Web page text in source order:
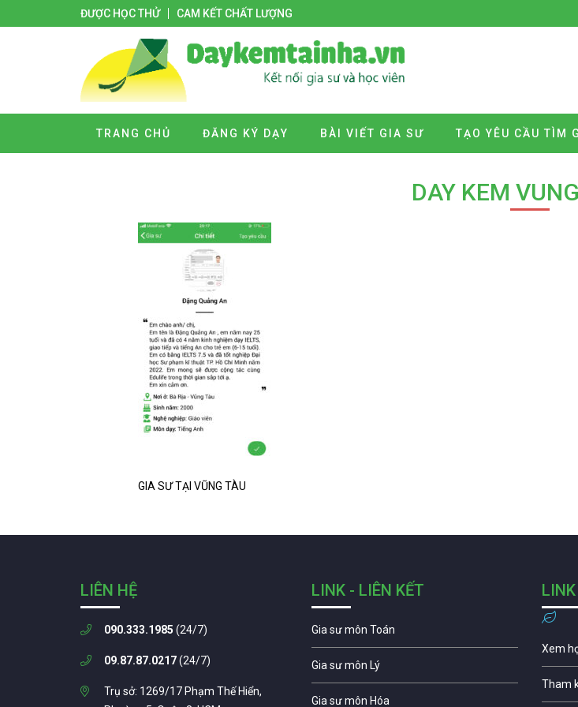
ĐƯỢC HỌC THỬ CAM KẾT CHẤT LƯỢNG
TRANG CHỦ ĐĂNG KÝ DẠY BÀI VIẾT GIA SƯ TẠO YÊU CẦU TÌM
DAY KEM
GIA SƯ TẠI VŨNG TÀU
LIÊN HỆ
090.333.1985 (24/7)
09.87.87.0217(24/7)
Trụ sở: 1269/17 Phạm Thế Hiển,
LINK - LIÊN KẾT
Gia sư môn Toán
Gia sư môn Lý
Gia sư môn Hóa
Xem
Tham